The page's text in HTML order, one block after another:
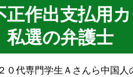
正作出支払用
選の弁護士
代専門学生Ａさんら中国人